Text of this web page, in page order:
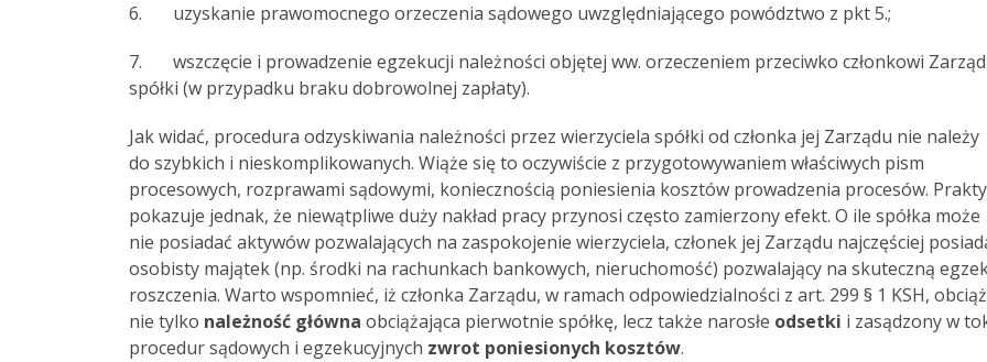
6. uzyskanie prawomocnego orzeczenia sądowego uwzględniającego powództwo z pkt 5.;
7. wszczęcie i prowadzenie egzekucji należności objętej ww. orzeczeniem przeciwko członkowi
spółki (w przypadku braku dobrowolnej zapłaty).
Jak widać, procedura odzyskiwania należności przez wierzyciela spółki od członka jej Zarządu nie należy
do szybkich i nieskomplikowanych. Wiąże się to oczywiście z przygotowywaniem właściwych pism
procesowych, rozprawami sądowymi, koniecznością poniesienia kosztów prowadzenia procesów.
pokazuje jednak, że niewątpliwe duży nakład pracy przynosi często zamierzony efekt. O ile spółka może
nie posiadać aktywów pozwalających na zaspokojenie wierzyciela, członek jej Zarządu najczęściej
osobisty majątek (np. środki na rachunkach bankowych, nieruchomość) pozwalający na skuteczną
roszczenia. Warto wspomnieć, iż członka Zarządu, w ramach odpowiedzialności z art. 299 § 1 KSH,
nie tylko należność główna obciążająca pierwotnie spółkę, lecz także narosłe odsetki i zasądzony w
procedur sądowych i egzekucyjnych zwrot poniesionych kosztów.